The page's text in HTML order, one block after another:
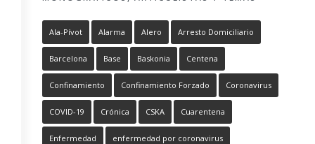
Ala-Pívot Alarma Alero Arresto Domiciliario
Barcelona Base Baskonia Centena
Confinamiento Confinamiento Forzado Coronavirus
COVID-19 Crónica CSKA Cuarentena
Enfermedad enfermedad por coronavirus